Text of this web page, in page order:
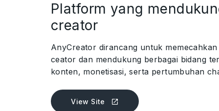
Platform yang
creator
AnyCreator dirancang untuk
ceator dan mendukung berbagai bidang
konten, monetisasi, serta pertumbuhan
View Site